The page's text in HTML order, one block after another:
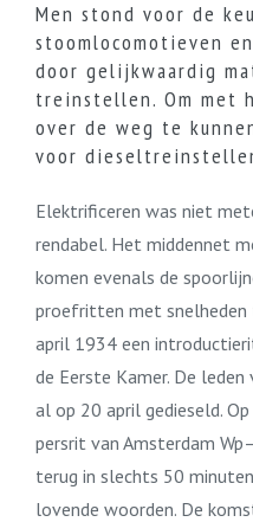
Men stond voor de
stoomlocomotieven
door gelijkwaardig
treinstellen. Om met
over de weg te
voor
Elektrificeren was niet
rendabel. Het middennet
komen evenals de
proefritten met
april 1934 een
de Eerste Kamer. De leden
al op 20 april gedieseld.
persrit van Amsterdam
terug in slechts 50
lovende woorden. De